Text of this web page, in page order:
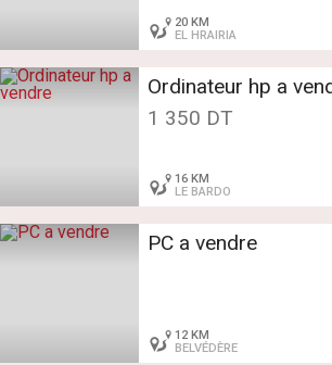
20 KM
EL HRAIRIA
Ordinateur hp a
1 350 DT
16 KM
LE BARDO
PC a vendre
12 KM
BELVÉDÈRE